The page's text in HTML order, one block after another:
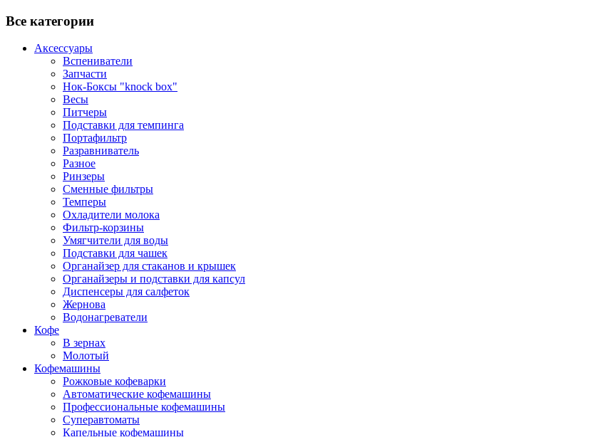
Все категории
Аксессуары
Вспениватели
Запчасти
Нок-Боксы "knock box"
Весы
Питчеры
Подставки для темпинга
Портафильтр
Разравниватель
Разное
Ринзеры
Сменные фильтры
Темперы
Охладители молока
Фильтр-корзины
Умягчители для воды
Подставки для чашек
Органайзер для стаканов и крышек
Органайзеры и подставки для капсул
Диспенсеры для салфеток
Жернова
Водонагреватели
Кофе
В зернах
Молотый
Кофемашины
Рожковые кофеварки
Автоматические кофемашины
Профессиональные кофемашины
Суперавтоматы
Капельные кофемашины